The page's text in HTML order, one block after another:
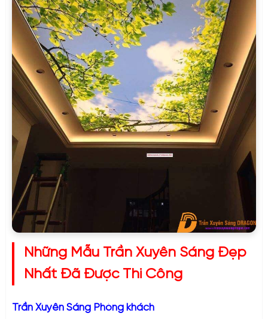
Những Mẫu Trần Xuyên Sáng Đẹp
Nhất Đã Được Thi Công
Trần Xuyên Sáng Phòng khách